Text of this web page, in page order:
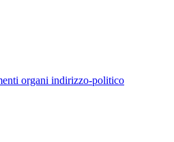
organi indirizzo-politico